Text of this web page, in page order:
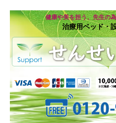
健康や美を担う、先生の
治療用ベッド・